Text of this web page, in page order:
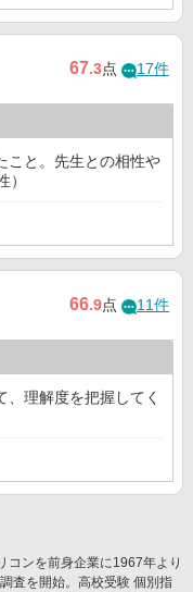
67.3点 17件
こと。先生との相性や
）
66.9点 11件
理解度を把握してく
コンを前身企業に1967年より
査を開始。高校受験 個別指